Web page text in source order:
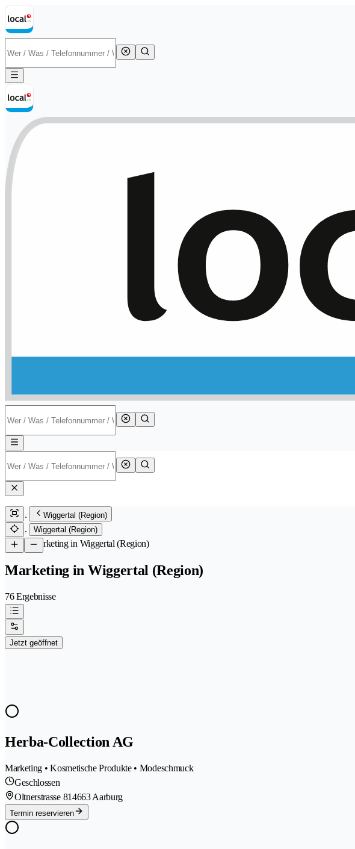
Wiggertal (Region)
Wiggertal (Region)
/Marketing in Wiggertal (Region)
Marketing in Wiggertal (Region)
76 Ergebnisse
Jetzt geöffnet
Herba-Collection AG
Marketing • Kosmetische Produkte • Modeschmuck
Geschlossen
Oltnerstrasse 814663 Aarburg
Termin reservieren